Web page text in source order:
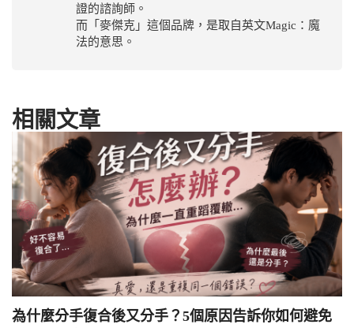
證的諮詢師。
而「麥傑克」這個品牌，是取自英文Magic：魔
法的意思。
相關文章
為什麼分手復合後又分手？5個原因告訴你如何避免